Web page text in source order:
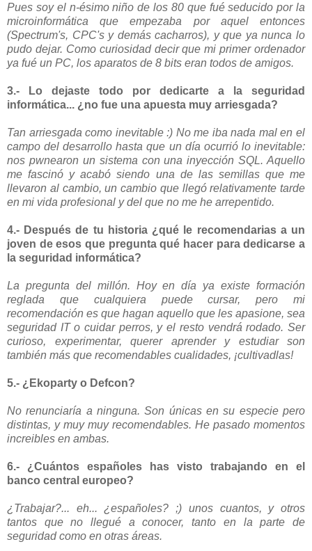
Pues soy el n-ésimo niño de los 80 que fué seducido por la
microinformática que empezaba por aquel entonces
(Spectrum's, CPC's y demás cacharros), y que ya nunca lo
pudo dejar. Como curiosidad decir que mi primer ordenador
ya fué un PC, los aparatos de 8 bits eran todos de amigos.
3.- Lo dejaste todo por dedicarte a la seguridad
informática... ¿no fue una apuesta muy arriesgada?
Tan arriesgada como inevitable :) No me iba nada mal en el
campo del desarrollo hasta que un día ocurrió lo inevitable:
nos pwnearon un sistema con una inyección SQL. Aquello
me fascinó y acabó siendo una de las semillas que me
llevaron al cambio, un cambio que llegó relativamente tarde
en mi vida profesional y del que no me he arrepentido.
4.- Después de tu historia ¿qué le recomendarias a un
joven de esos que pregunta qué hacer para dedicarse a
la seguridad informática?
La pregunta del millón. Hoy en día ya existe formación
reglada que cualquiera puede cursar, pero mi
recomendación es que hagan aquello que les apasione, sea
seguridad IT o cuidar perros, y el resto vendrá rodado. Ser
curioso, experimentar, querer aprender y estudiar son
también más que recomendables cualidades, ¡cultivadlas!
5.- ¿Ekoparty o Defcon?
No renunciaría a ninguna. Son únicas en su especie pero
distintas, y muy muy recomendables. He pasado momentos
increibles en ambas.
6.- ¿Cuántos españoles has visto trabajando en el
banco central europeo?
¿Trabajar?... eh... ¿españoles? ;) unos cuantos, y otros
tantos que no llegué a conocer, tanto en la parte de
seguridad como en otras áreas.